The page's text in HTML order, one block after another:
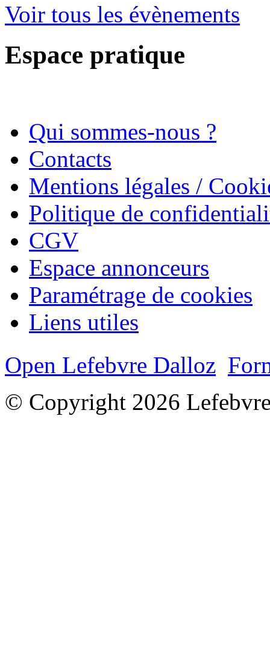
Voir tous les évènements
Espace pratique
Qui sommes-nous ?
Contacts
Mentions légales /
Politique de
CGV
Espace annonceurs
Paramétrage de cookies
Liens utiles
Open Lefebvre Dalloz
© Copyright 2026